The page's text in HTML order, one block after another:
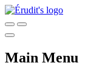
Main Menu